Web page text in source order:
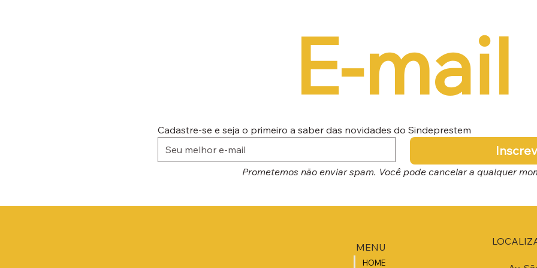
E-mail
Cadastre-se e seja o primeiro a saber das novidades do Sindeprestem
Prometemos não enviar spam. Você pode cancelar a qualquer
MENU
HOME